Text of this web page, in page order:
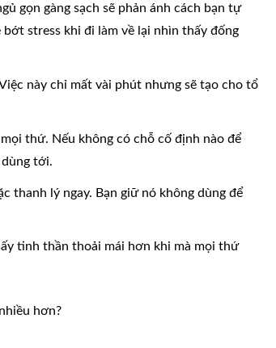
gọn gàng sạch sẽ phản ánh cách bạn tự
bớt stress khi đi làm về lại nhìn thấy đống
này chỉ mất vài phút nhưng sẽ tạo cho tổ
thứ. Nếu không có chỗ cố định nào để
tới.
thanh lý ngay. Bạn giữ nó không dùng để
tinh thần thoải mái hơn khi mà mọi thứ
hơn?